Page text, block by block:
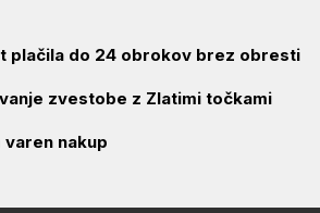
plačila do 24 obrokov brez obresti
zvestobe z Zlatimi točkami
varen nakup